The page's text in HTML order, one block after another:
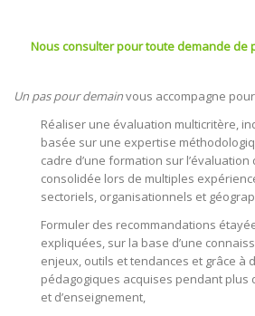
Nous consulter pour toute demande de
Un pas pour demainvous accompagne
Réaliser une évaluation multicritère,
basée sur une expertise
cadre d’une formation sur l’évaluation
consolidée lors de multiples
sectoriels, organisationnels et
Formuler des recommandations
expliquées, sur la base d’une
enjeux, outils et tendances et grâce à
pédagogiques acquises pendant plus
et d’enseignement,